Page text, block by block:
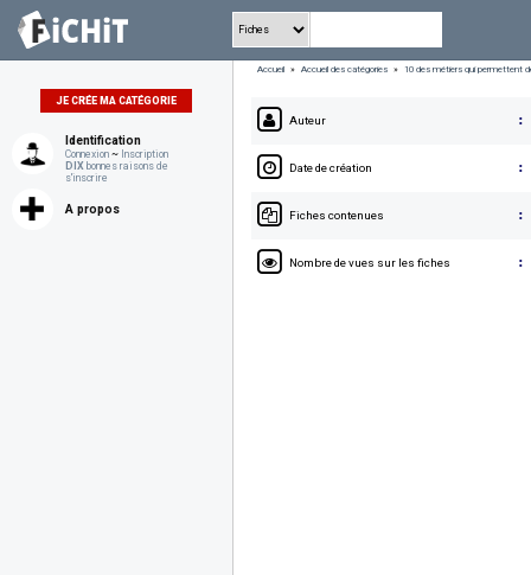
JE CRÉE MA CATÉGORIE
Identification
Connexion ~ Inscription
DIX bonnes raisons de
s'inscrire
A propos
Accueil » Accueil des catégories » 10 des métiers qui permettent
Auteur
Date de création :
Fiches contenues :
Nombre de vues sur les fiches :